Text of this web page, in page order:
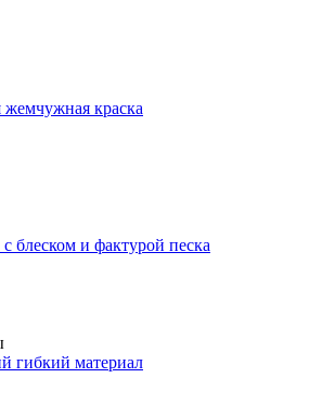
краска
блеском и фактурой песка
гибкий материал